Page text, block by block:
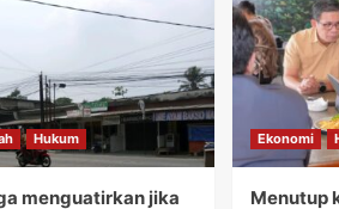
Hukum
menguatirkan jika
Ekonomi
Menutup